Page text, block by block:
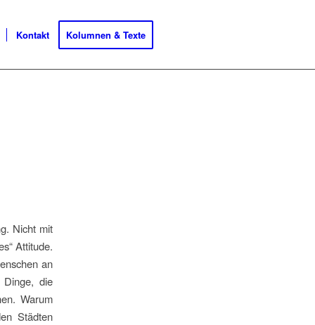
Kontakt Kolumnen & Texte
Nicht mit
Attitude.
an
die
Warum
Städten